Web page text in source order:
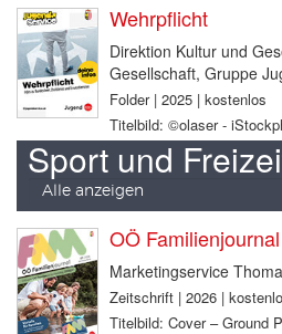
Wehrpflicht
Direktion Kultur und
Gesellschaft, Gruppe
Folder | 2025 | kostenlos
Titelbild: ©olaser -
Sport und
Alle anzeigen
OÖ Familienjournal
Marketingservice
Zeitschrift | 2026 |
Titelbild: Cover – Ground